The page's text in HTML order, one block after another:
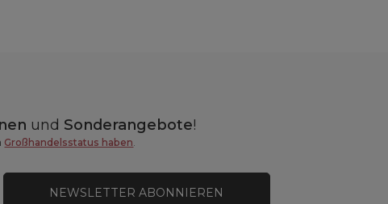
und Sonderangebote!
Großhandelsstatus haben.
NEWSLETTER ABONNIEREN